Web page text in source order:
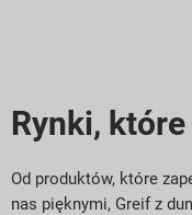
Rynki,
Od produktów, które
nas pięknymi, Greif z